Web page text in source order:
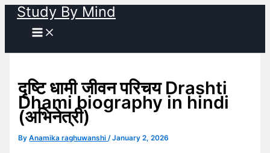
Skip
content
Study By Mind
दृष्टि धामी जीवन परिचय Drashti
Dhami biography in hindi
(अभिनेत्री)
ByAnamika raghuwanshi/January 2, 2026